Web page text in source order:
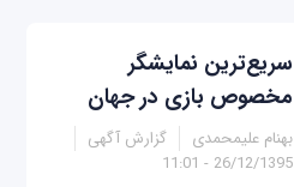
سریع‌ترین نمایشگر
مخصوص بازی در جهان
بهنام علیمحمدی
گزارش آگهی
26/12/1395 - 11:01